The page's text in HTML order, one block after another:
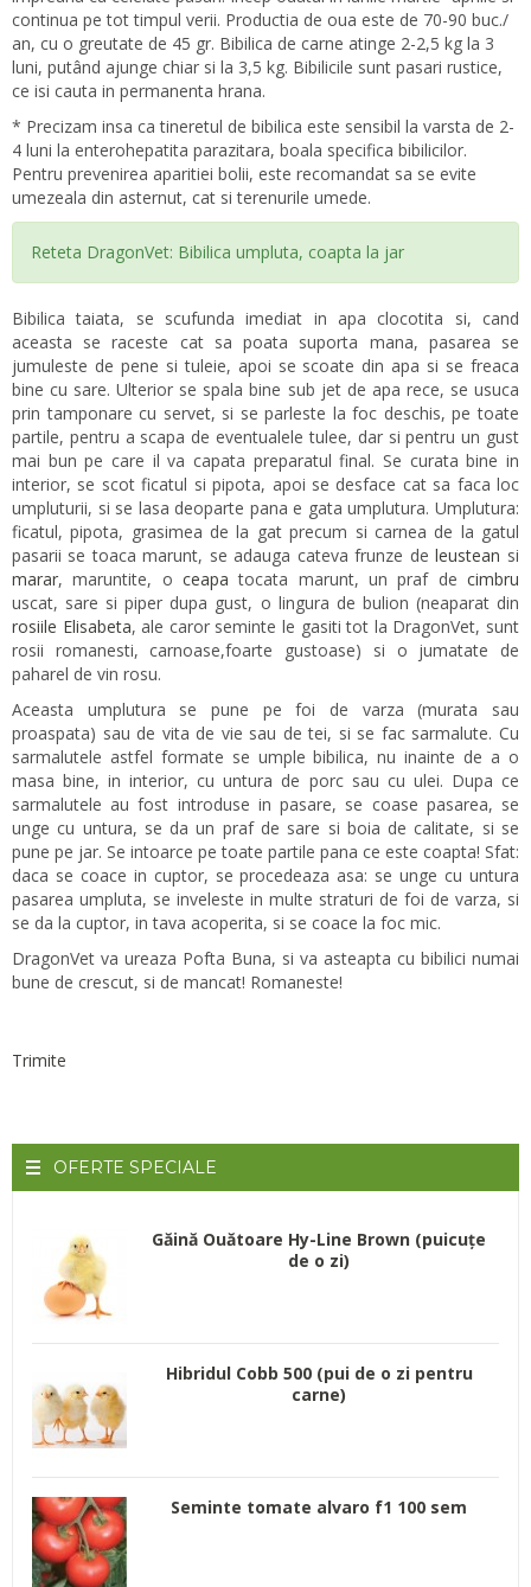
continua pe tot timpul verii. Productia de oua este de 70-90 buc./
an, cu o greutate de 45 gr. Bibilica de carne atinge 2-2,5 kg la 3
luni, putând ajunge chiar si la 3,5 kg. Bibilicile sunt pasari rustice,
ce isi cauta in permanenta hrana.
* Precizam insa ca tineretul de bibilica este sensibil la varsta de 2-
4 luni la enterohepatita parazitara, boala specifica bibilicilor.
Pentru prevenirea aparitiei bolii, este recomandat sa se evite
umezeala din asternut, cat si terenurile umede.
Reteta DragonVet: Bibilica umpluta, coapta la jar
Bibilica taiata, se scufunda imediat in apa clocotita si, cand
aceasta se raceste cat sa poata suporta mana, pasarea se
jumuleste de pene si tuleie, apoi se scoate din apa si se freaca
bine cu sare. Ulterior se spala bine sub jet de apa rece, se usuca
prin tamponare cu servet, si se parleste la foc deschis, pe toate
partile, pentru a scapa de eventualele tulee, dar si pentru un gust
mai bun pe care il va capata preparatul final. Se curata bine in
interior, se scot ficatul si pipota, apoi se desface cat sa faca loc
umpluturii, si se lasa deoparte pana e gata umplutura. Umplutura:
ficatul, pipota, grasimea de la gat precum si carnea de la gatul
pasarii se toaca marunt, se adauga cateva frunze deleustean si
marar, maruntite, o ceapatocata marunt, un praf decimbru
uscat, sare si piper dupa gust, o lingura de bulion (neaparat din
rosiile Elisabeta, ale caror seminte le gasiti tot la DragonVet, sunt
rosii romanesti, carnoase,foarte gustoase) si o jumatate de
paharel de vin rosu.
Aceasta umplutura se pune pe foi de varza (murata sau
proaspata) sau de vita de vie sau de tei, si se fac sarmalute. Cu
sarmalutele astfel formate se umple bibilica, nu inainte de a o
masa bine, in interior, cu untura de porc sau cu ulei. Dupa ce
sarmalutele au fost introduse in pasare, se coase pasarea, se
unge cu untura, se da un praf de sare si boia de calitate, si se
pune pe jar. Se intoarce pe toate partile pana ce este coapta! Sfat:
daca se coace in cuptor, se procedeaza asa: se unge cu untura
pasarea umpluta, se inveleste in multe straturi de foi de varza, si
se da la cuptor, in tava acoperita, si se coace la foc mic.
DragonVet va ureaza Pofta Buna, si va asteapta cu bibilici numai
bune de crescut, si de mancat! Romaneste!
Trimite
OFERTE SPECIALE
Găină Ouătoare Hy-Line Brown (puicuțe
de o zi)
Hibridul Cobb 500 (pui de o zi pentru
carne)
Seminte tomate alvaro f1 100 sem